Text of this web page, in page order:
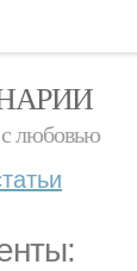
с любовью